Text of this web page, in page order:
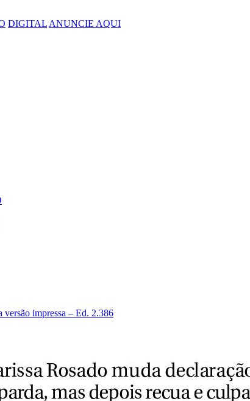
DIGITAL ANUNCIE AQUI
impressa – Ed. 2.386